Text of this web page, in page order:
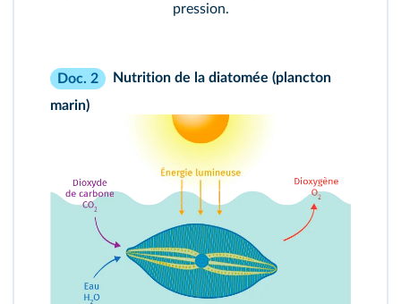
pression.
Doc. 2
Nutrition de la diatomée (plancton
marin)